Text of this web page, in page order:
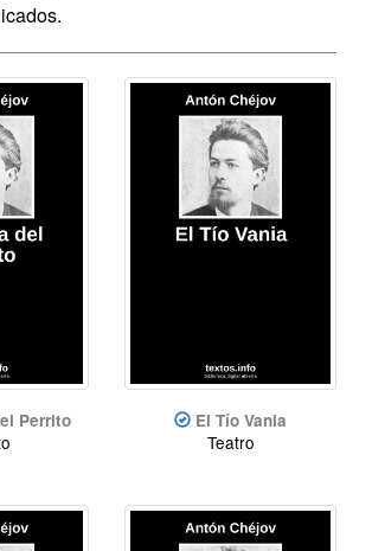
Perrito El Tío Vania
Teatro